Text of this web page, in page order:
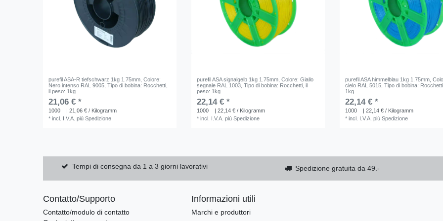
purefil ASA-R tiefschwarz 1kg 1.75mm , Colore:
Nero intenso RAL 9005 , Tipo di bobina: Rocchetti
il peso: 1kg
21,06 € *
1000
| 21,06 € / Kilogramm
*incl. I.V.A. piùSpedizione
purefil ASA signalgelb 1kg 1.75mm , Colore: Giallo
segnale RAL 1003 , Tipo di bobina: Rocchetti , il
peso: 1kg
22,14 € *
1000
| 22,14 € / Kilogramm
*incl. I.V.A. piùSpedizione
purefil ASA himmelblau 1kg 1.75mm ,
cielo RAL 5015 , Tipo di bobina: Rocchetti
1kg
22,14 € *
1000
| 22,14 € / Kilogramm
*incl. I.V.A. piùSpedizione
Tempi di consegna da 1 a 3 giorni lavorativi Spedizione gratuita da 49.-
Contatto/Supporto
Contatto/modulo di contatto
Informazioni utili
Marchi e produttori